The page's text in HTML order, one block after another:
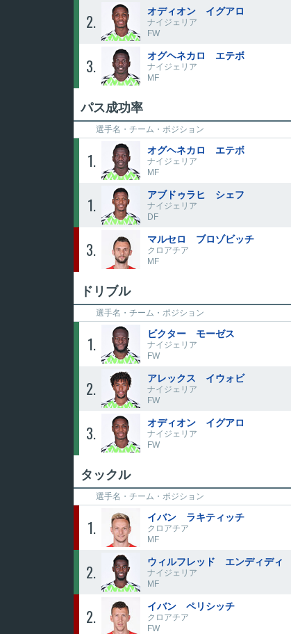
2
オディオン イグアロ
ナイジェリア
FW
3
オグヘネカロ エテボ
ナイジェリア
MF
パス成功率
選手名・ チーム・ポジション
1
オグヘネカロ エテボ
ナイジェリア
MF
1
アブドゥラヒ シェフ
ナイジェリア
DF
3
マルセロ ブロゾビッチ
クロアチア
MF
ドリブル
選手名・ チーム・ポジション
1
ビクター モーゼス
ナイジェリア
FW
2
アレックス イウォビ
ナイジェリア
FW
3
オディオン イグアロ
ナイジェリア
FW
タックル
選手名・ チーム・ポジション
1
イバン ラキティッチ
クロアチア
MF
2
ウィルフレッド エンディディ
ナイジェリア
MF
2
イバン ペリシッチ
クロアチア
FW